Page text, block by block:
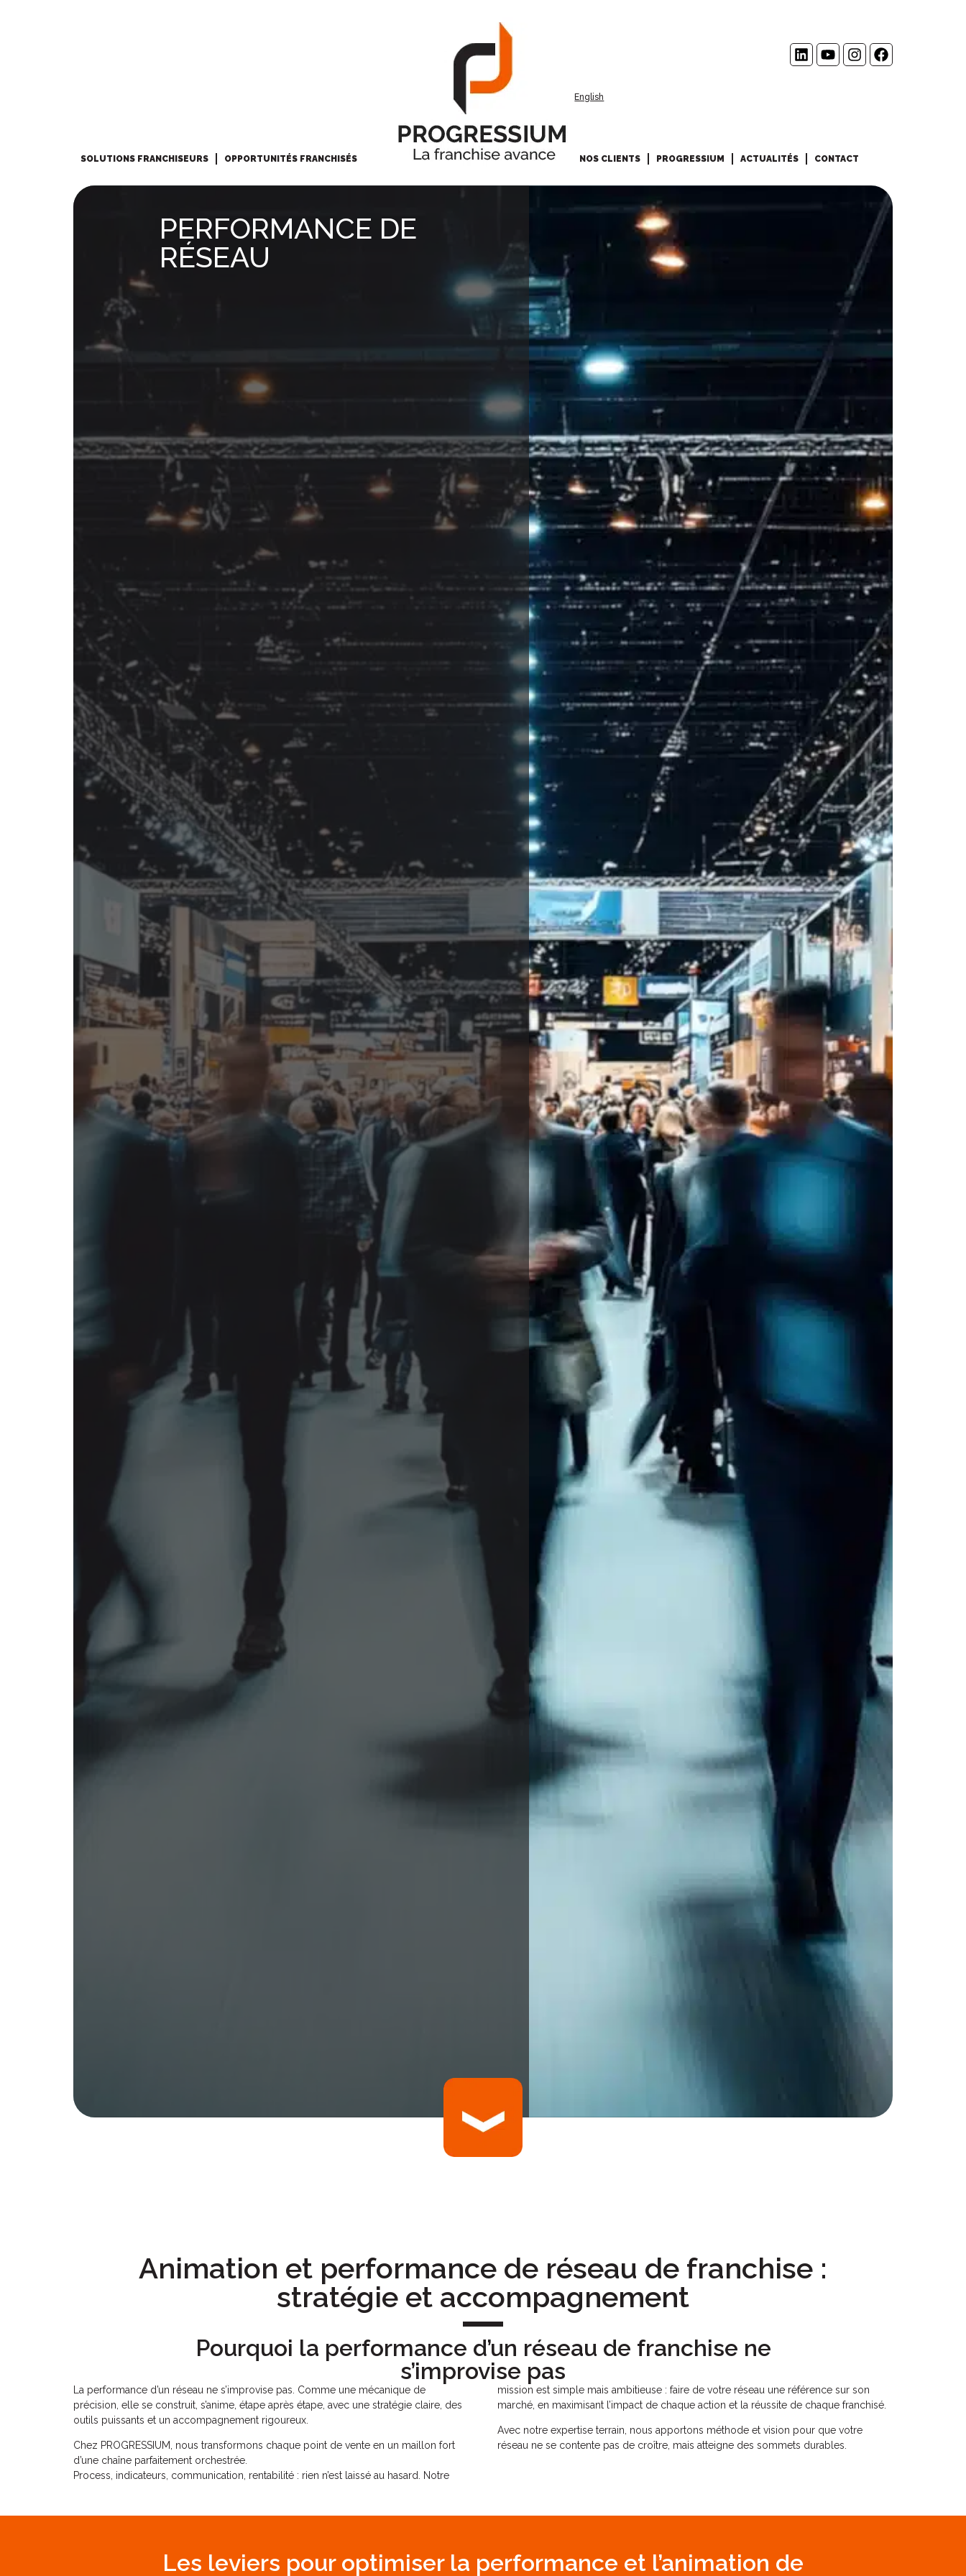
English
SOLUTIONS FRANCHISEURS OPPORTUNITÉS FRANCHISÉS NOS CLIENTS PROGRESSIUM ACTUALITÉS CONTACT
PERFORMANCE DE
RÉSEAU
Animation et performance de réseau de franchise :
stratégie et accompagnement
Pourquoi la performance d’un réseau de franchise ne
s’improvise pas
La performance d’un réseau ne s’improvise pas. Comme une mécanique de
précision, elle se construit, s’anime, étape après étape, avec une stratégie claire, des
outils puissants et un accompagnement rigoureux.
Chez PROGRESSIUM, nous transformons chaque point de vente en un maillon fort
d’une chaîne parfaitement orchestrée.
Process, indicateurs, communication, rentabilité : rien n’est laissé au hasard. Notre
mission est simple mais ambitieuse : faire de votre réseau une référence sur son
marché, en maximisant l’impact de chaque action et la réussite de chaque franchisé.
Avec notre expertise terrain, nous apportons méthode et vision pour que votre
réseau ne se contente pas de croître, mais atteigne des sommets durables.
Les leviers pour optimiser la performance et l’animation de